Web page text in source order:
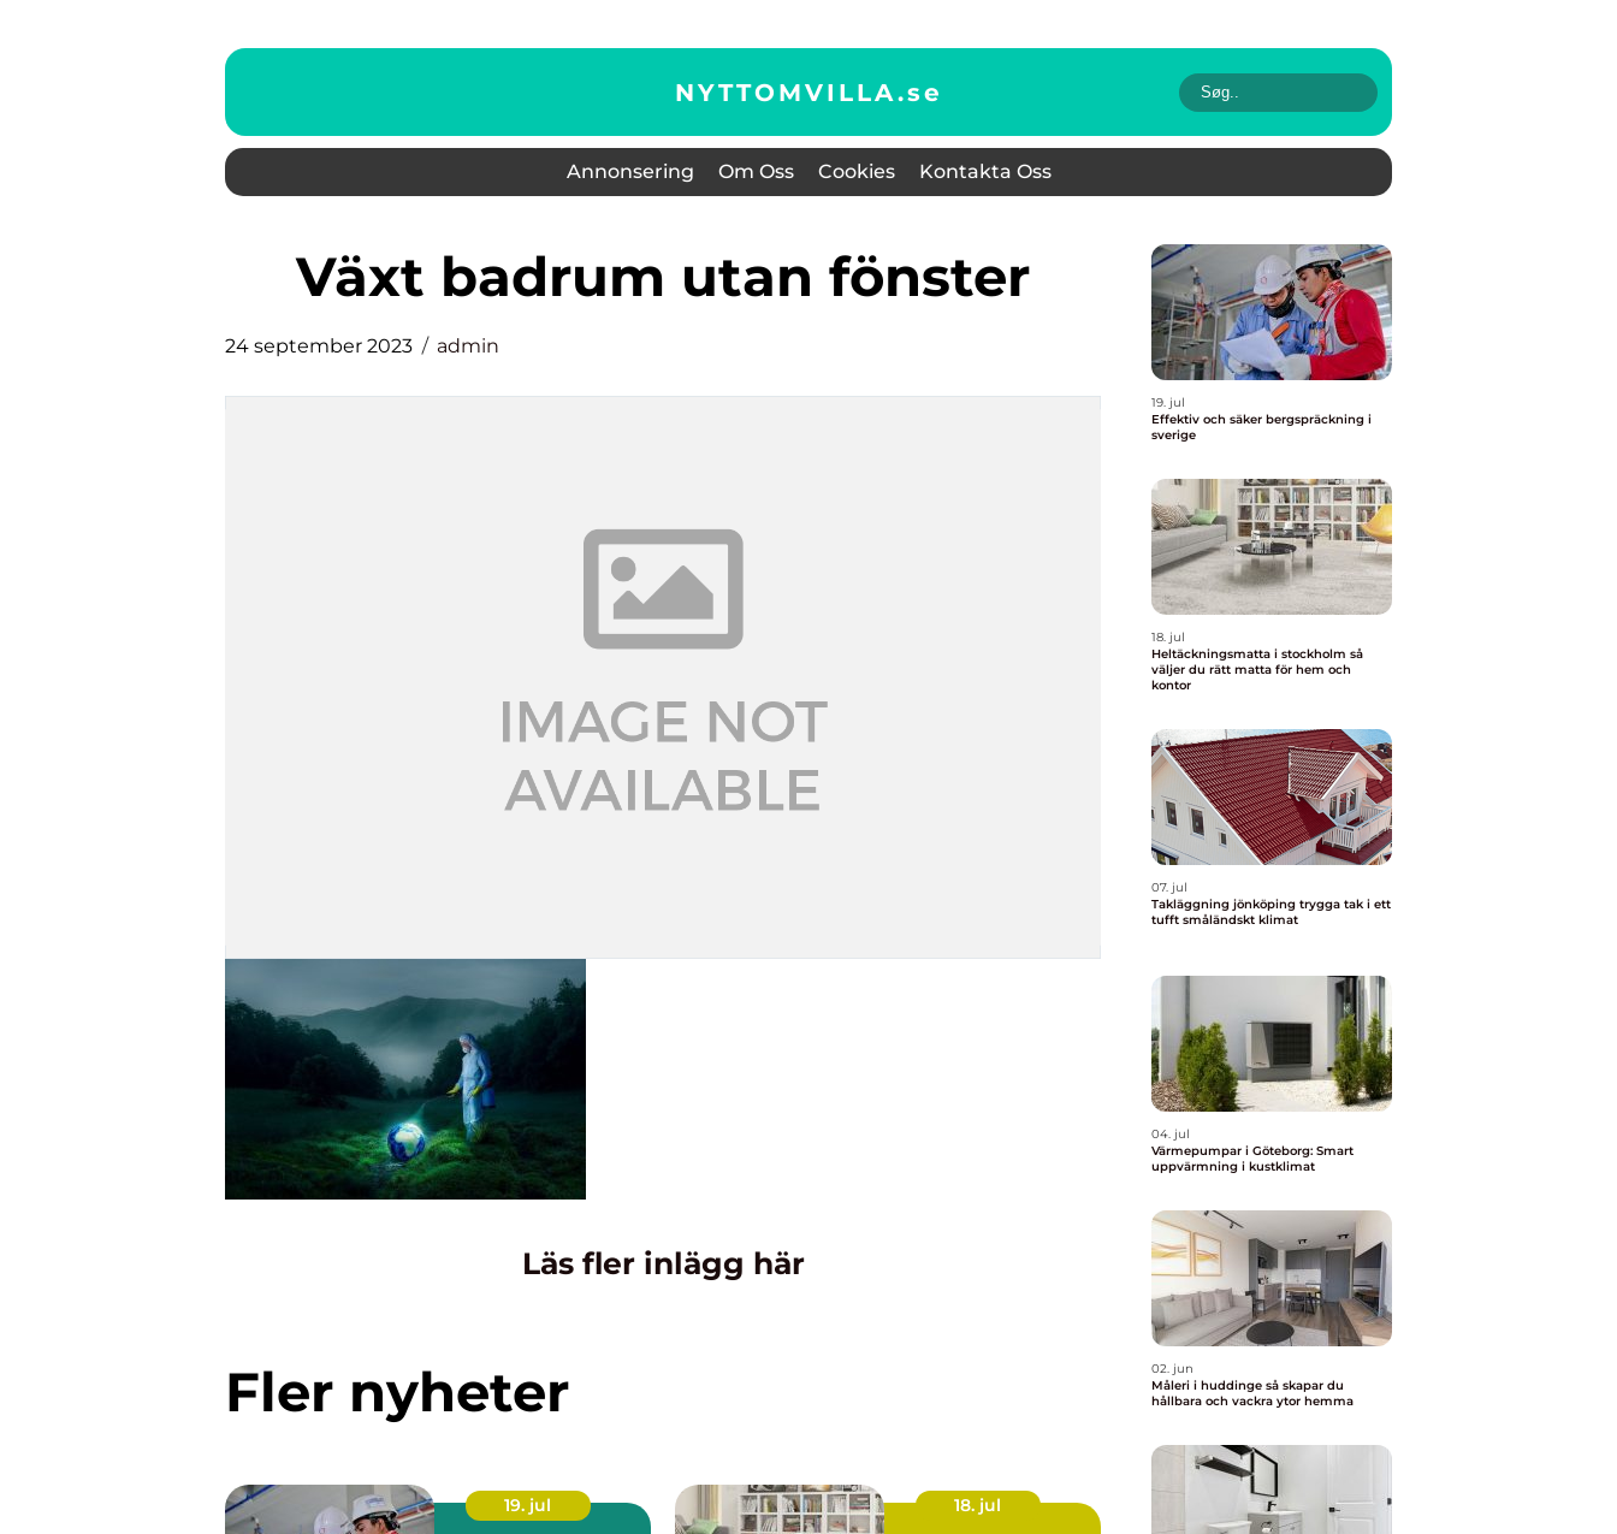
NYTTOMVILLA.se
Annonsering Om Oss Cookies Kontakta Oss
växt badrum utan fönster
24 september 2023 admin
Läs fler inlägg här
Fler nyheter
19. jul
18. jul
19. jul
Effektiv och säker bergspräckning i
sverige
18. jul
Heltäckningsmatta i stockholm så
väljer du rätt matta för hem och
kontor
07. jul
Takläggning jönköping trygga tak i ett
tufft småländskt klimat
04. jul
Värmepumpar i Göteborg: Smart
uppvärmning i kustklimat
02. jun
Måleri i huddinge så skapar du
hållbara och vackra ytor hemma